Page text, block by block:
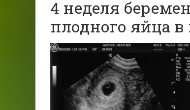
4 неделя
плодного яйца